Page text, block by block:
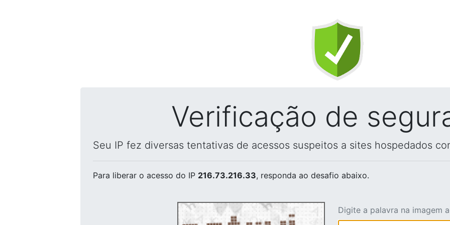
Verificação de
Seu IP fez diversas tentativas de acessos suspeitos a sites hospedados
Para liberar o acesso do IP 216.73.216.33, responda ao desafio abaixo.
Digite a palavra na imagem